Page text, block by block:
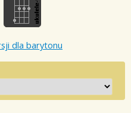
dla barytonu